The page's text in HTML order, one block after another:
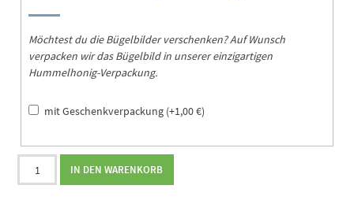
Möchtest du die Bügelbilder verschenken? Auf Wunsch
verpacken wir das Bügelbild in unserer einzigartigen
Hummelhonig-Verpackung.
mit Geschenkverpackung (+1,00€)
Erdbeere
IN DEN WARENKORB